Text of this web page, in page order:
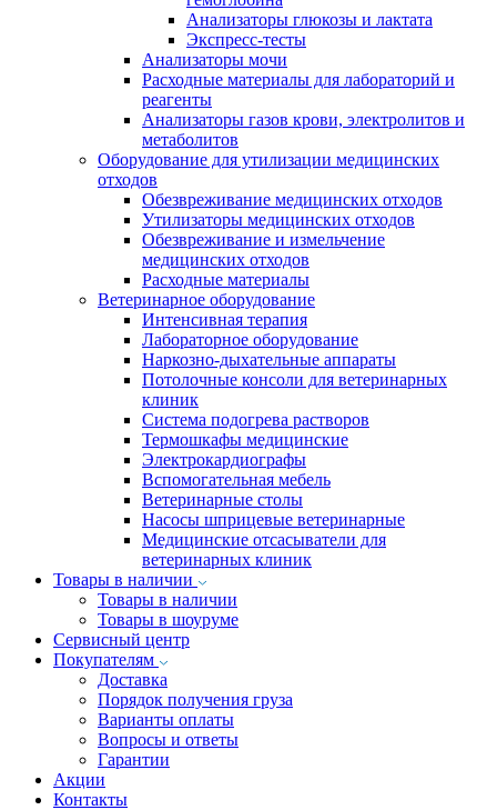
Анализаторы глюкозы и лактата
Экспресс-тесты
Анализаторы мочи
Расходные материалы для лабораторий и
реагенты
Анализаторы газов крови, электролитов и
метаболитов
Оборудование для утилизации медицинских
отходов
Обезвреживание медицинских отходов
Утилизаторы медицинских отходов
Обезвреживание и измельчение
медицинских отходов
Расходные материалы
Ветеринарное оборудование
Интенсивная терапия
Лабораторное оборудование
Наркозно-дыхательные аппараты
Потолочные консоли для ветеринарных
клиник
Система подогрева растворов
Термошкафы медицинские
Электрокардиографы
Вспомогательная мебель
Ветеринарные столы
Насосы шприцевые ветеринарные
Медицинские отсасыватели для
ветеринарных клиник
Товары в наличии
Товары в наличии
Товары в шоуруме
Сервисный центр
Покупателям
Доставка
Порядок получения груза
Варианты оплаты
Вопросы и ответы
Гарантии
Акции
Контакты